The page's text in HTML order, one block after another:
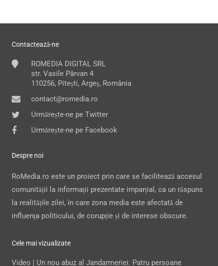
Contactează-ne
ROMEDIA DIGITAL SRL
str. Vasile Pârvan 4
110256, Pitești, Argeș, România
contact@romedia.ro
Urmărește-ne pe Twitter
Urmărește-ne pe Facebook
Despre noi
RoMedia.ro este un proiect prin care se facilitează accesul
comunității la informații prezentate imparțial, ca un răspuns
la realitățile zilei, în care zona media este afectată de
influența politicului, de corupție și de interese obscure.
Cele mai vizualizate
Video | Un nou abuz al Jandarmeriei: Patru persoane